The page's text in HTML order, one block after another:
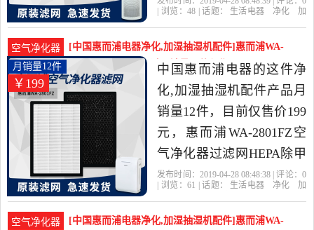
精选生活电器当中性价比
很高的净化,加湿抽湿机配
件，由江苏 苏州发货。
| 浏览：48 | 话题： 生活电器 净化
加
空气净化器
[中国惠而浦电器净化,加湿抽湿机配件]惠而浦WA-
2801FZ空气净化器过月销量12件仅售199元
￥199
月销量12件
中国惠而浦电器的这件净
化,加湿抽湿机配件产品月
销量12件，目前仅售价199
元，惠而浦WA-2801FZ空
气净化器过滤网HEPA除甲
醛PM2.5过滤芯原装正品是
选生活电器当中性价比很
发布时间：2019-04-28 08:48:38 | 评论： 0
| 浏览：61 | 话题： 生活电器 净化
加
空气净化器
[中国惠而浦电器净化,加湿抽湿机配件]惠而浦WA-